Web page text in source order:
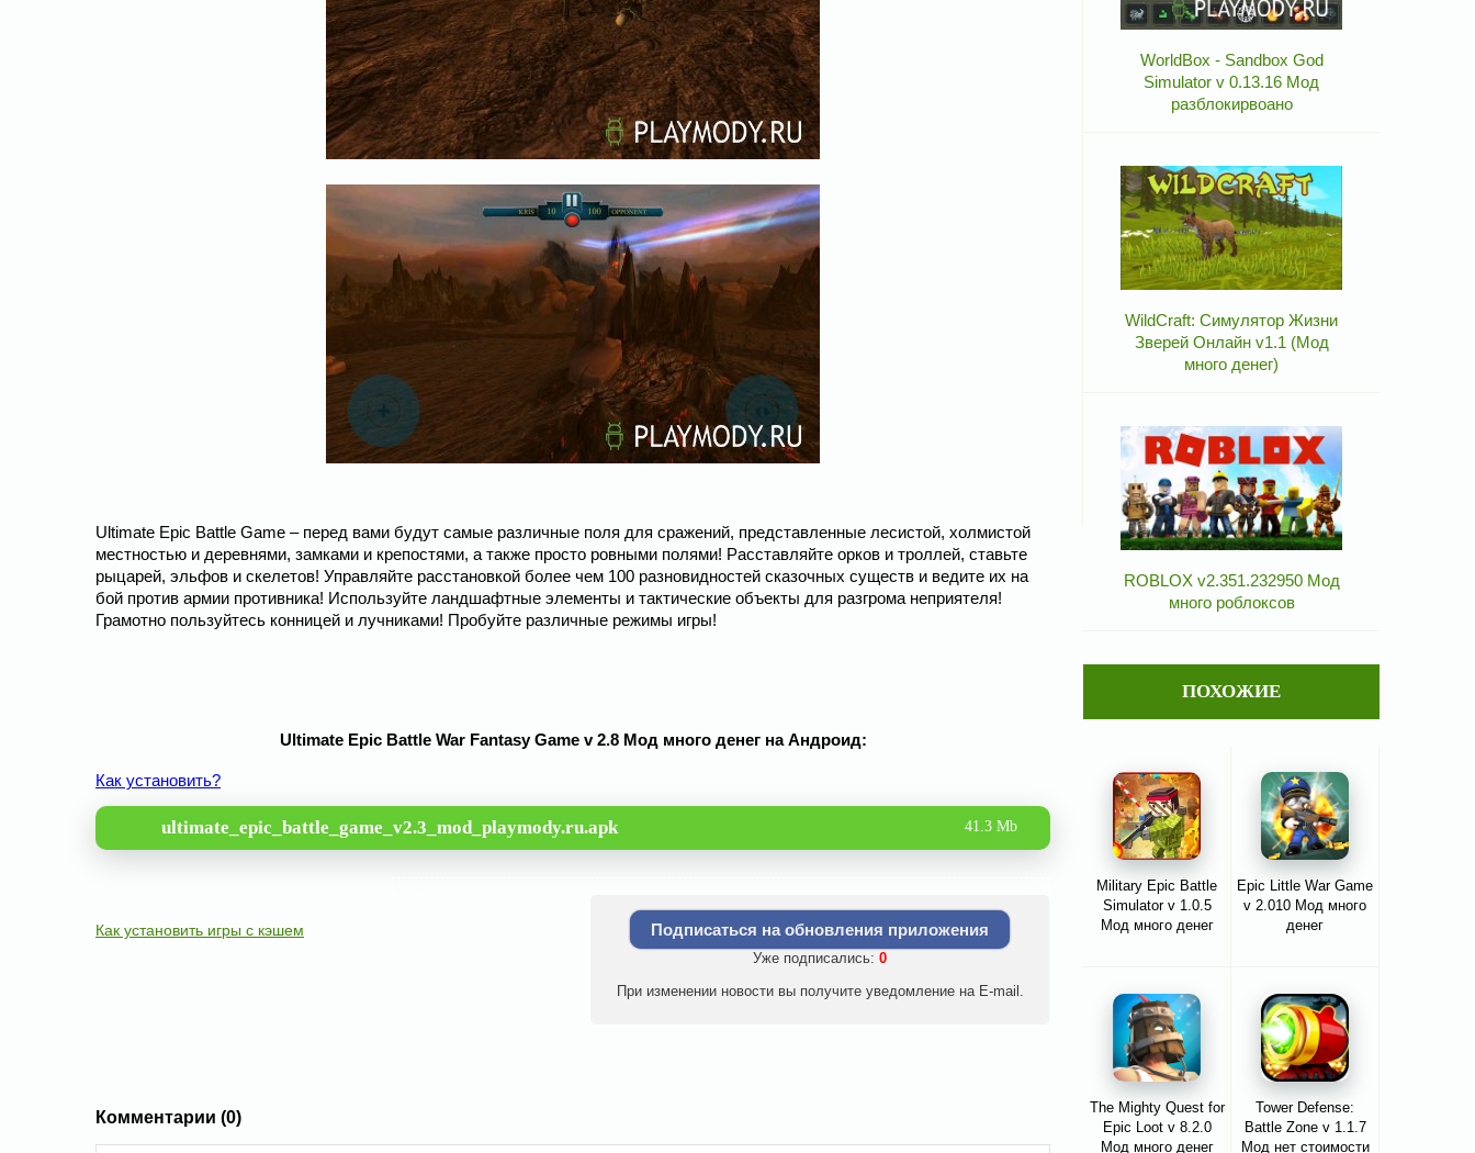
Ultimate Epic Battle Game – перед вами будут самые различные поля для сражений, представленные лесистой, холмистой
местностью и деревнями, замками и крепостями, а также просто ровными полями! Расставляйте орков и троллей, ставьте
рыцарей, эльфов и скелетов! Управляйте расстановкой более чем 100 разновидностей сказочных существ и ведите их на
бой против армии противника! Используйте ландшафтные элементы и тактические объекты для разгрома неприятеля!
Грамотно пользуйтесь конницей и лучниками! Пробуйте различные режимы игры!
Ultimate Epic Battle War Fantasy Game v 2.8 Мод много денег на Андроид:
Как установить?
ultimate_epic_battle_game_v2.3_mod_playmody.ru.apk 41.3 Mb
Как установить игры с кэшем Подписаться на обновления приложения
Уже подписались: 0
При изменении новости вы получите уведомление на E-mail.
Комментарии (0)
WorldBox - Sandbox God
Simulator v 0.13.16 Мод
разблокирвоано
WildCraft: Симулятор Жизни
Зверей Онлайн v1.1 (Мод
много денег)
ROBLOX v2.351.232950 Мод
много роблоксов
ПОХОЖИЕ
Military Epic Battle
Simulator v 1.0.5
Мод много денег
Epic Little War Game
v 2.010 Мод много
денег
The Mighty Quest for
Epic Loot v 8.2.0
Мод много денег
Tower Defense:
Battle Zone v 1.1.7
Мод нет стоимости